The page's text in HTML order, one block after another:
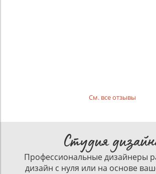
См. все отзывы
Студия
Профессиональные дизайнеры
дизайн с нуля или на основе